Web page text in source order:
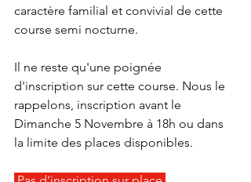
caractère familial et convivial de cette
course semi nocturne.
Il ne reste qu'une poignée
d'inscription sur cette course. Nous le
rappelons, inscription avant le
Dimanche 5 Novembre à 18h ou dans
la limite des places disponibles.